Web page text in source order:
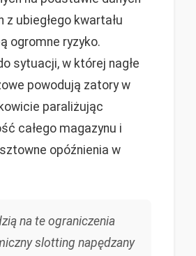
z ubiegłego kwartału
ogromne ryzyko.
sytuacji, w której nagłe
powodują zatory w
paraliżując
całego magazynu i
opóźnienia w
na te ograniczenia
slotting napędzany